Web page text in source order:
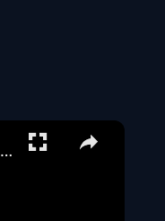
Der FootballR NFL & Football Newsletter